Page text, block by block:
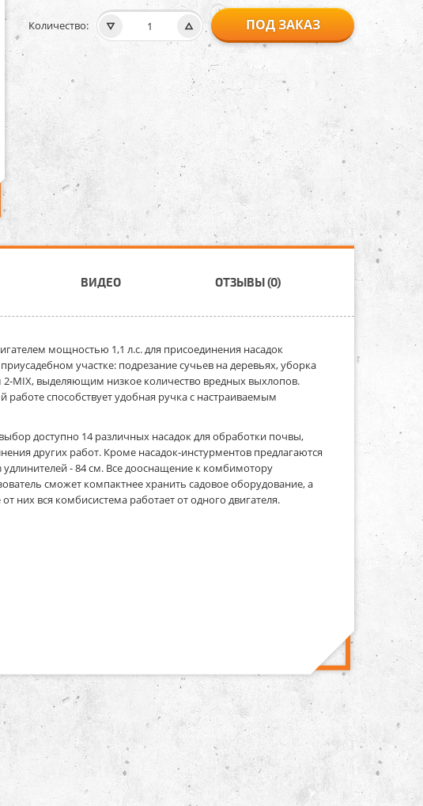
Количество: ПОД ЗАКАЗ
ВИДЕО ОТЗЫВЫ (0)
мощностью 1,1 л.с. для присоединения насадок
участке: подрезание сучьев на деревьях, уборка
MIX, выделяющим низкое количество вредных выхлопов.
способствует удобная ручка с настраиваемым
доступно 14 различных насадок для обработки почвы,
других работ. Кроме насадок-инстурментов предлагаются
- 84 см. Все дооснащение к комбимотору
сможет компактнее хранить садовое оборудование, а
них вся комбисистема работает от одного двигателя.